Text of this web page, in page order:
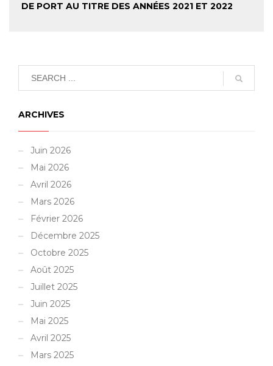
DE PORT AU TITRE DES ANNÉES 2021 ET 2022
ARCHIVES
Juin 2026
Mai 2026
Avril 2026
Mars 2026
Février 2026
Décembre 2025
Octobre 2025
Août 2025
Juillet 2025
Juin 2025
Mai 2025
Avril 2025
Mars 2025